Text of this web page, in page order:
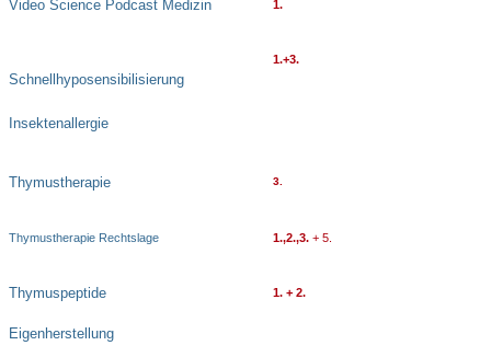
Video Science Podcast Medizin 1.
Schnellhyposensibilisierung
Insektenallergie
1.+3.
Thymustherapie 3.
Thymustherapie Rechtslage 1.,2.,3. + 5.
Thymuspeptide
Eigenherstellung
1. + 2.